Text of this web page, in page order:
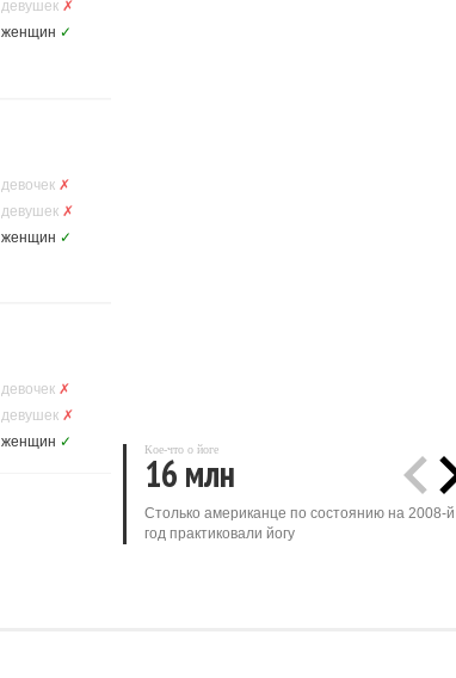
девушек ✗
женщин ✓
девочек ✗
девушек ✗
женщин ✓
девочек ✗
девушек ✗
женщин ✓ Кое-что о йоге
16 млн
Столько американце по состоянию на 2008-й
год практиковали йогу